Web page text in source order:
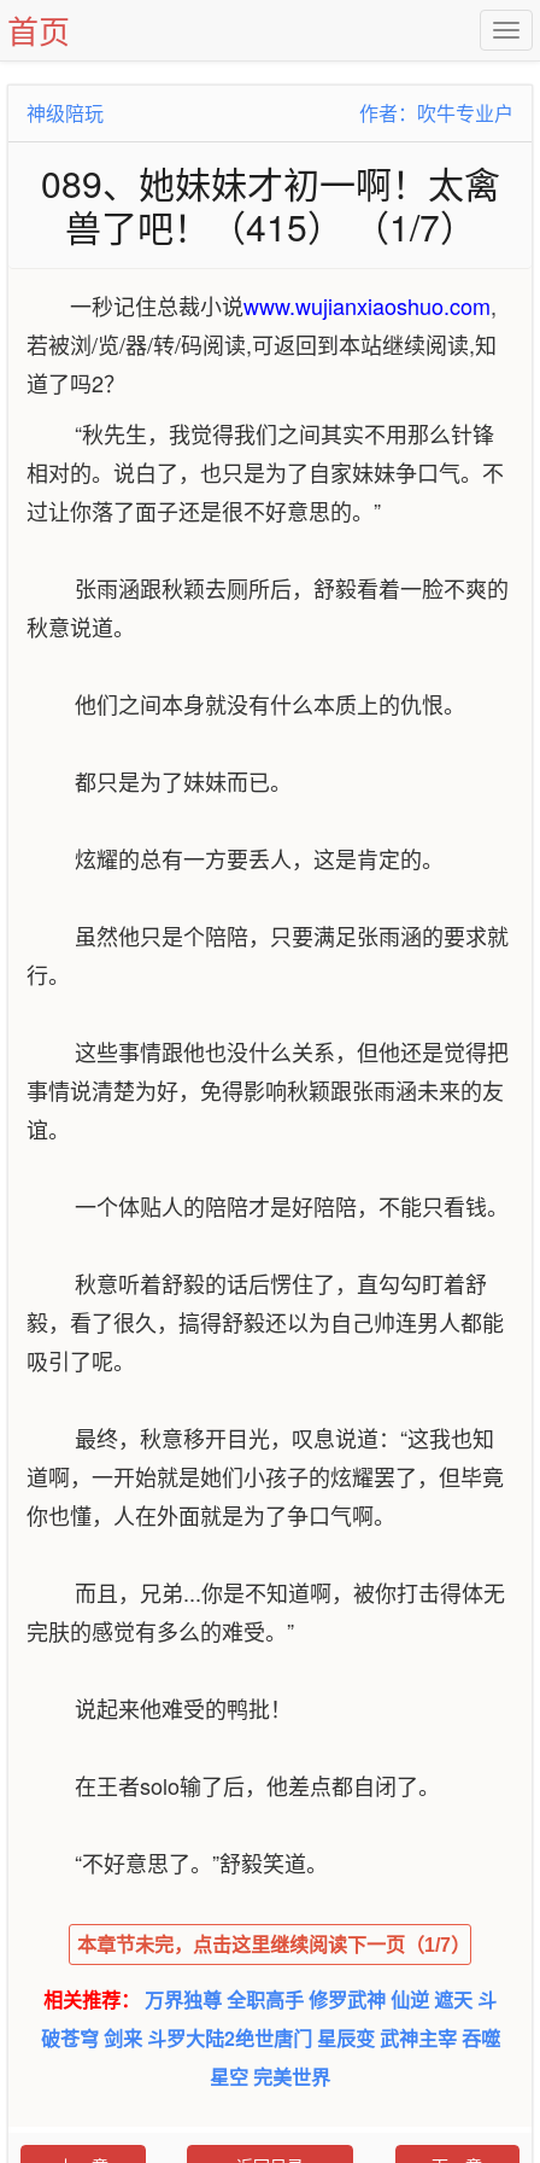
首页
神级陪玩 作者：吹牛专业户
089、她妹妹才初一啊！太禽
兽了吧！（415） （1/7）
一秒记住总裁小说www.wujianxiaoshuo.com,
若被浏/览/器/转/码阅读,可返回到本站继续阅读,知
道了吗2？
“秋先生，我觉得我们之间其实不用那么针锋
相对的。说白了，也只是为了自家妹妹争口气。不
过让你落了面子还是很不好意思的。”
张雨涵跟秋颖去厕所后，舒毅看着一脸不爽的
秋意说道。
他们之间本身就没有什么本质上的仇恨。
都只是为了妹妹而已。
炫耀的总有一方要丢人，这是肯定的。
虽然他只是个陪陪，只要满足张雨涵的要求就
行。
这些事情跟他也没什么关系，但他还是觉得把
事情说清楚为好，免得影响秋颖跟张雨涵未来的友
谊。
一个体贴人的陪陪才是好陪陪，不能只看钱。
秋意听着舒毅的话后愣住了，直勾勾盯着舒
毅，看了很久，搞得舒毅还以为自己帅连男人都能
吸引了呢。
最终，秋意移开目光，叹息说道：“这我也知
道啊，一开始就是她们小孩子的炫耀罢了，但毕竟
你也懂，人在外面就是为了争口气啊。
而且，兄弟...你是不知道啊，被你打击得体无
完肤的感觉有多么的难受。”
说起来他难受的鸭批！
在王者solo输了后，他差点都自闭了。
“不好意思了。”舒毅笑道。
本章节未完，点击这里继续阅读下一页（1/7）
相关推荐： 万界独尊全职高手修罗武神仙逆遮天 斗
破苍穹剑来 斗罗大陆2绝世唐门星辰变武神主宰吞噬
星空 完美世界